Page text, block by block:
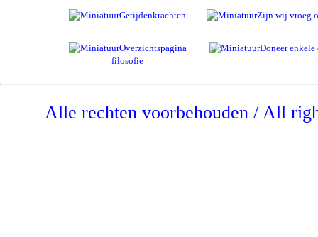
Getijdenkrachten Zijn wij vroeg
Overzichtspagina
filosofie
Doneer enkele
Alle rechten voorbehouden / All